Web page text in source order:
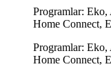
Programlar: Eko,
Home Connect,
Programlar: Eko,
Home Connect,